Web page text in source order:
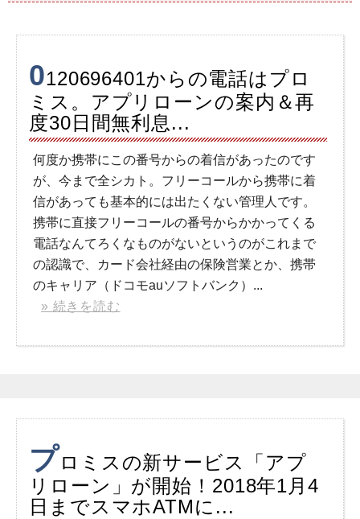
0120696401からの電話はプロ
ミス。アプリローンの案内＆再
度30日間無利息...
何度か携帯にこの番号からの着信があったのです
が、今まで全シカト。フリーコールから携帯に着
信があっても基本的には出たくない管理人です。
携帯に直接フリーコールの番号からかかってくる
電話なんてろくなものがないというのがこれまで
の認識で、カード会社経由の保険営業とか、携帯
のキャリア（ドコモauソフトバンク）...
» 続きを読む
プロミスの新サービス「アプ
リローン」が開始！2018年1月4
日までスマホATMに...